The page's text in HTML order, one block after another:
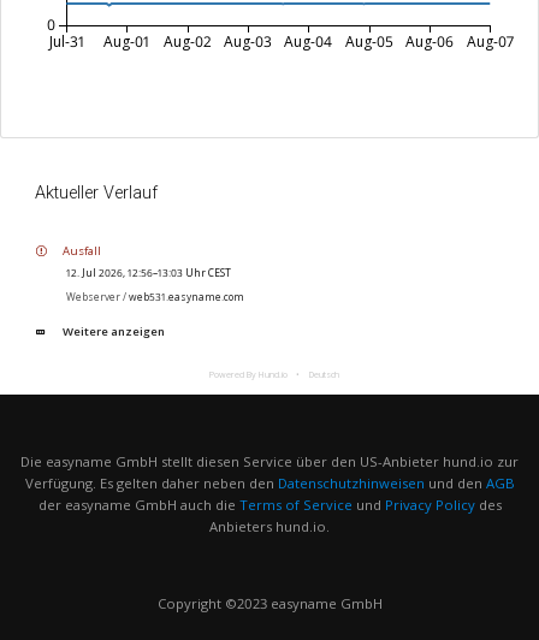
Jul-31 Aug-01 Aug-02 Aug-03 Aug-04 Aug-05 Aug-06 Aug-07
0
Aktueller Verlauf
Ausfall
12. Jul 2026, 12:56–13:03 Uhr CEST
Webserver /web531.easyname.com
Weitere anzeigen
Powered By Hund.io Deutsch
Die easyname GmbH stellt diesen Service über den US-Anbieter hund.io zur
Verfügung. Es gelten daher neben den Datenschutzhinweisen und den AGB
der easyname GmbH auch die Terms of Service und Privacy Policydes
Anbieters hund.io.
Copyright ©2023 easyname GmbH